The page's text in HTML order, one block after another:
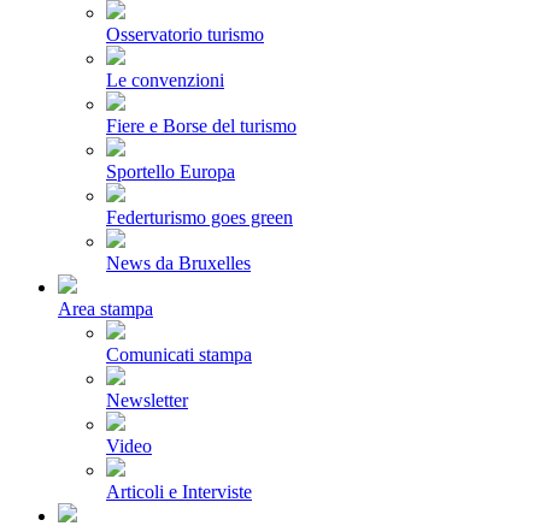
Osservatorio turismo
Le convenzioni
Fiere e Borse del turismo
Sportello Europa
Federturismo goes green
News da Bruxelles
Area stampa
Comunicati stampa
Newsletter
Video
Articoli e Interviste